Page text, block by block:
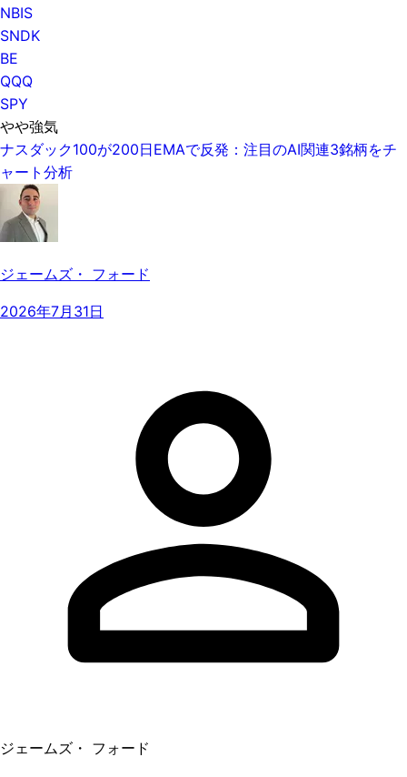
NBIS
SNDK
BE
QQQ
SPY
やや強気
ナスダック100が200日EMAで反発：注目のAI関連3銘柄をチ
ャート分析
ジェームズ・ フォード
2026年7月31日
ジェームズ・ フォード